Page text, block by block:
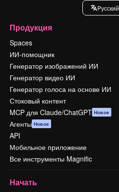
Pусский
Продукция
Spaces
ИИ-помощник
Генератор изображений ИИ
Генератор видео ИИ
Генератор голоса на основе ИИ
Стоковый контент
MCP для Claude/ChatGPT Новое
Агенты Новое
API
Мобильное приложение
Все инструменты Magnific
Начать